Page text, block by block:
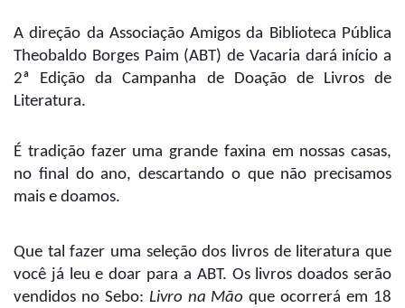
A direção da Associação Amigos da Biblioteca Pública
Theobaldo Borges Paim (ABT) de Vacaria dará início a
2ª Edição da Campanha de Doação de Livros de
Literatura.
É tradição fazer uma grande faxina em nossas casas,
no final do ano, descartando o que não precisamos
mais e doamos.
Que tal fazer uma seleção dos livros de literatura que
você já leu e doar para a ABT. Os livros doados serão
vendidos no Sebo: Livro na Mão que ocorrerá em 18